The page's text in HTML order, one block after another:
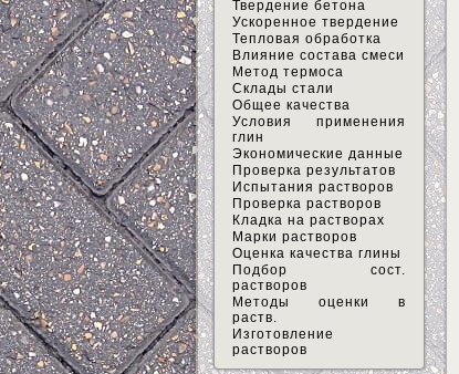
Твердение бетона
Ускоренное твердение
Тепловая обработка
Влияние состава смеси
Метод термоса
Склады стали
Общее качества
Условия применения
глин
Экономические данные
Проверка результатов
Испытания растворов
Проверка растворов
Кладка на растворах
Марки растворов
Оценка качества глины
Подбор сост.
растворов
Методы оценки в
раств.
Изготовление
растворов